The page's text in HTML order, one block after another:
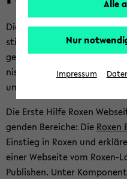
Die Erste Hilfe Roxen
stieg in Roxen17. Die
gen Grund­la­gen und hel­fen
nis­se zu er­zie­len; das heißt,
und zu be­ar­bei­ten.
Die Erste Hilfe Roxen
gen­den Be­rei­che: Die Roxen
Ein­stieg in Roxen und
einer Web­sei­te vom Roxen-​
Pu­blishen. Unter
Alle
Nur
Impressum